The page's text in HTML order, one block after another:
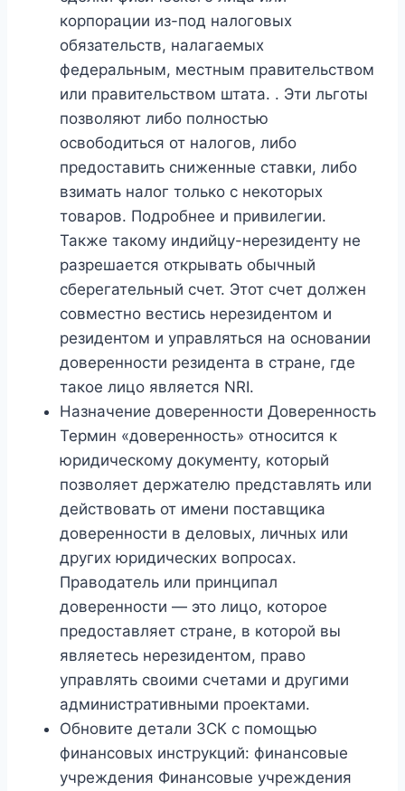
корпорации из-под налоговых
обязательств, налагаемых
федеральным, местным правительством
или правительством штата. . Эти льготы
позволяют либо полностью
освободиться от налогов, либо
предоставить сниженные ставки, либо
взимать налог только с некоторых
товаров. Подробнее и привилегии.
Также такому индийцу-нерезиденту не
разрешается открывать обычный
сберегательный счет. Этот счет должен
совместно вестись нерезидентом и
резидентом и управляться на основании
доверенности резидента в стране, где
такое лицо является NRI.
Назначение доверенности Доверенность
Термин «доверенность» относится к
юридическому документу, который
позволяет держателю представлять или
действовать от имени поставщика
доверенности в деловых, личных или
других юридических вопросах.
Праводатель или принципал
доверенности — это лицо, которое
предоставляет стране, в которой вы
являетесь нерезидентом, право
управлять своими счетами и другими
административными проектами.
Обновите детали ЗСК с помощью
финансовых инструкций: финансовые
учреждения Финансовые учреждения